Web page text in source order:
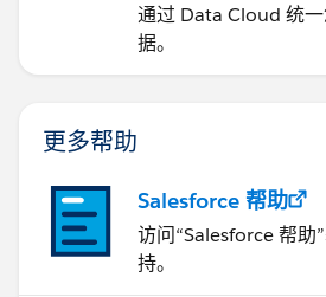
通过 Data Cloud 统
据。
更多帮助
Salesforce 帮助
访问“Salesforce 帮助
持。